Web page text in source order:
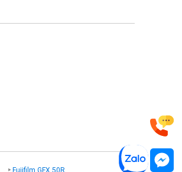
Fujifilm GFX 50R